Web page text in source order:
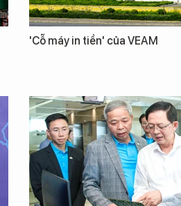
'Cỗ máy in tiền' của VEAM